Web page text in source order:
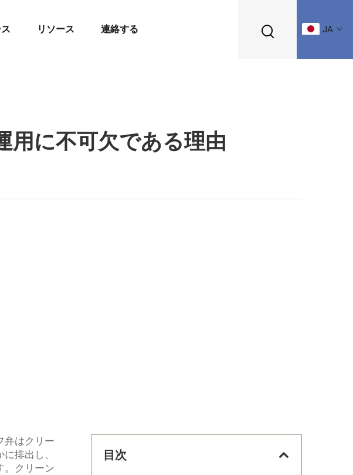
リソース 連絡する JA
用に不可欠である理由
弁はクリー
排出し、
。クリーン
目次